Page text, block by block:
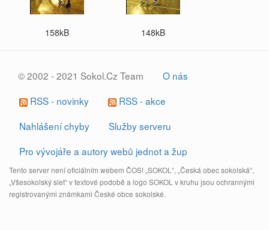
158kB 148kB
© 2002 - 2021 Sokol.Cz Team
O nás
RSS - novinky
RSS - akce
Nahlášení chyby
Služby serveru
Pro vývojáře a autory webů jednot a žup
Tento server není oficiálním webem ČOS! „SOKOL“, „Česká obec sokolská“,
„Všesokolský slet“ v textové podobě a logo SOKOL v kruhu jsou ochrannými
registrovanými známkami České obce sokolské.